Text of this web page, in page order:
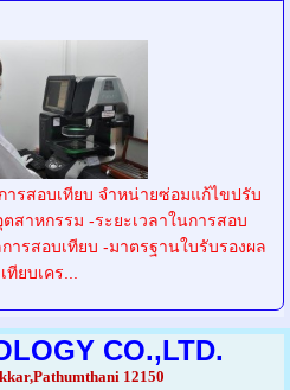
ารสอบเทียบ จำหน่ายซ่อมแก้ไขปรับ
สาหกรรม -ระยะเวลาในการสอบ
ารสอบเทียบ -มาตรฐานใบรับรองผล
ทียบเคร...
CO.,LTD.
12150